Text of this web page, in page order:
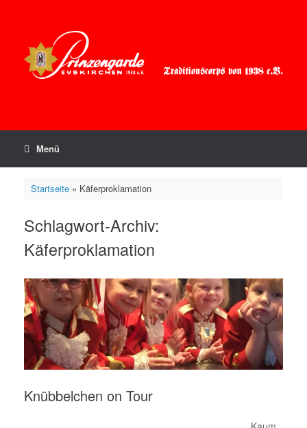
Menü
Startseite» Käferproklamation
Schlagwort-Archiv:
Käferproklamation
Knübbelchen on Tour